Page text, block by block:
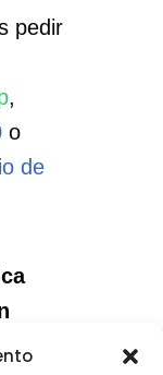
pedir
,
o
de